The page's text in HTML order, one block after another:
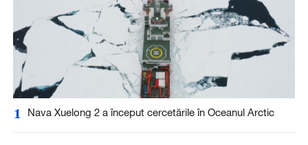
1 Nava Xuelong 2 a început cercetările în Oceanul Arctic